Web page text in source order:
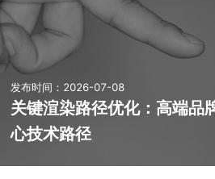
发布时间：2026-07-08
关键渲染路径优化：高端品
心技术路径